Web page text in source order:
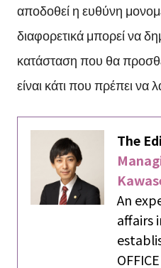
αποδοθεί η ευθύνη
διαφορετικά μπορεί να
κατάσταση που θα
είναι κάτι που πρέπει
The
An
affairs